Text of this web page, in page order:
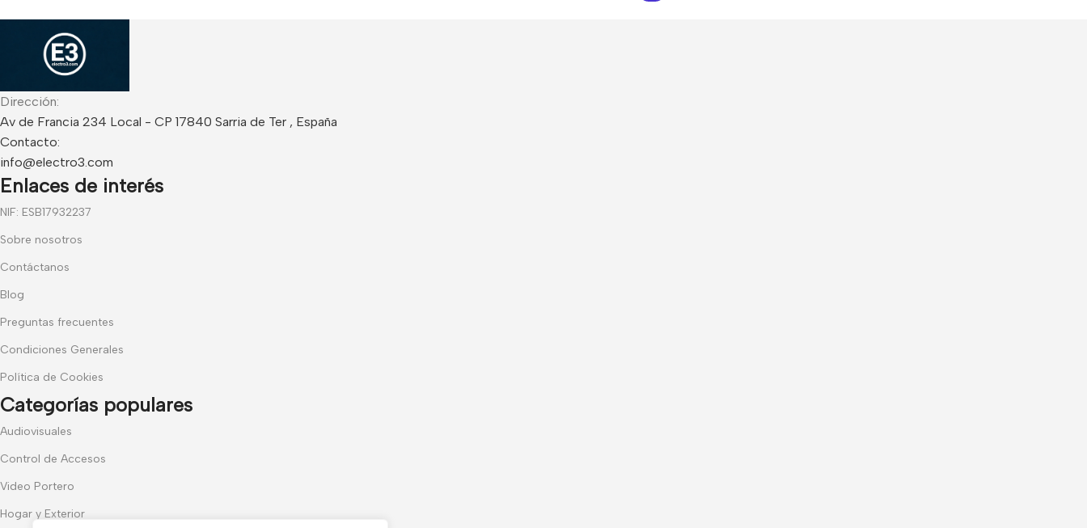
Dirección:
Av de Francia 234 Local - CP 17840 Sarria de Ter , España
Contacto:
info@electro3.com
Enlaces de interés
NIF: ESB17932237
Sobre nosotros
Contáctanos
Blog
Preguntas frecuentes
Condiciones Generales
Política de Cookies
Categorías populares
Audiovisuales
Control de Accesos
Video Portero
Hogar y Exterior